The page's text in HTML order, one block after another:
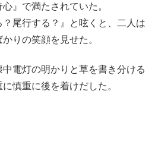
』で満たされていた。
尾行する？』と呟くと、二人は
りの笑顔を見せた。
電灯の明かりと草を書き分ける
慎重に後を着けだした。